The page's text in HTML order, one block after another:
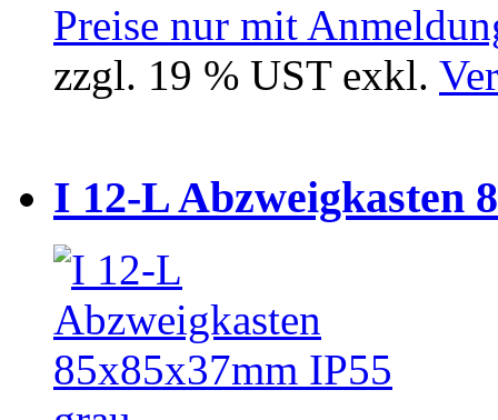
Preise nur mit
zzgl. 19 % UST exkl.
I 12-L Abzweigkasten